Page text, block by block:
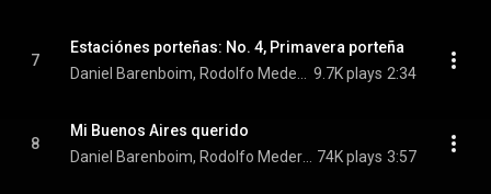
7
Estaciónes porteñas: No. 4, Primavera porteña
9.7K plays 2:34
8
Mi Buenos Aires querido
74K plays 3:57